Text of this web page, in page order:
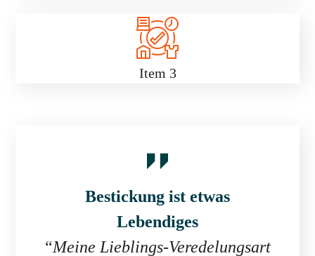
Item 3
Bestickung ist etwas
Lebendiges
“Meine Lieblings-Veredelungsart